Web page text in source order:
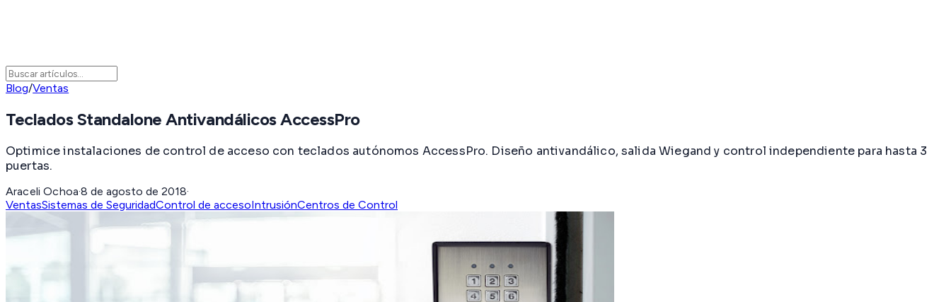
Blog/Ventas
Teclados Standalone Antivandálicos AccessPro
Optimice instalaciones de control de acceso con teclados autónomos AccessPro. Diseño antivandálico, salida Wiegand y control independiente para hasta 3
puertas.
Araceli Ochoa·8 de agosto de 2018·
VentasSistemas de SeguridadControl de accesoIntrusiónCentros de Control